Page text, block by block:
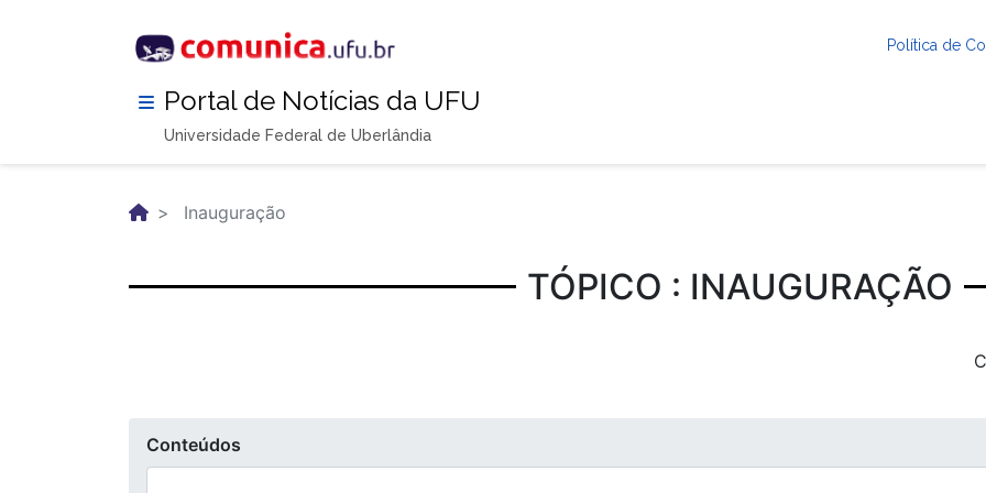
Política de
Portal de Notícias da UFU
Universidade Federal de Uberlândia
Inauguração
TÓPICO : INAUGURAÇÃO
Conteúdos